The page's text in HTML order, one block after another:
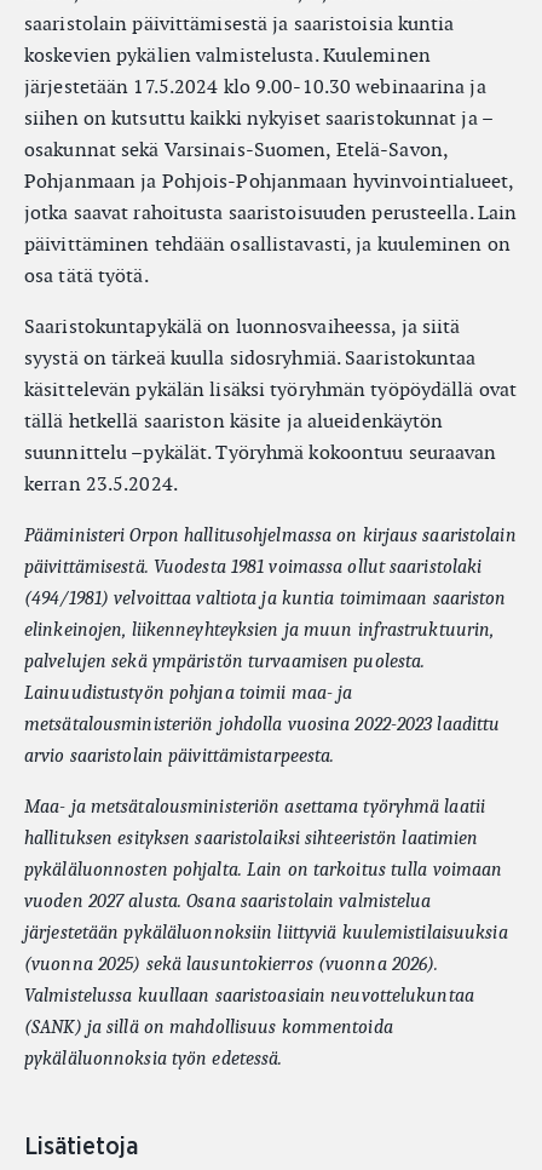
saaristolain päivittämisestä ja saaristoisia kuntia
koskevien pykälien valmistelusta. Kuuleminen
järjestetään 17.5.2024 klo 9.00-10.30 webinaarina ja
siihen on kutsuttu kaikki nykyiset saaristokunnat ja –
osakunnat sekä Varsinais-Suomen, Etelä-Savon,
Pohjanmaan ja Pohjois-Pohjanmaan hyvinvointialueet,
jotka saavat rahoitusta saaristoisuuden perusteella. Lain
päivittäminen tehdään osallistavasti, ja kuuleminen on
osa tätä työtä.
Saaristokuntapykälä on luonnosvaiheessa, ja siitä
syystä on tärkeä kuulla sidosryhmiä. Saaristokuntaa
käsittelevän pykälän lisäksi työryhmän työpöydällä ovat
tällä hetkellä saariston käsite ja alueidenkäytön
suunnittelu –pykälät. Työryhmä kokoontuu seuraavan
kerran 23.5.2024.
Pääministeri Orpon hallitusohjelmassa on kirjaus saaristolain
päivittämisestä. Vuodesta 1981 voimassa ollut saaristolaki
(494/1981) velvoittaa valtiota ja kuntia toimimaan saariston
elinkeinojen, liikenneyhteyksien ja muun infrastruktuurin,
palvelujen sekä ympäristön turvaamisen puolesta.
Lainuudistustyön pohjana toimii maa- ja
metsätalousministeriön johdolla vuosina 2022-2023 laadittu
arvio saaristolain päivittämistarpeesta.
Maa- ja metsätalousministeriön asettama työryhmä laatii
hallituksen esityksen saaristolaiksi sihteeristön laatimien
pykäläluonnosten pohjalta. Lain on tarkoitus tulla voimaan
vuoden 2027 alusta. Osana saaristolain valmistelua
järjestetään pykäläluonnoksiin liittyviä kuulemistilaisuuksia
(vuonna 2025) sekä lausuntokierros (vuonna 2026).
Valmistelussa kuullaan saaristoasiain neuvottelukuntaa
(SANK) ja sillä on mahdollisuus kommentoida
pykäläluonnoksia työn edetessä.
Lisätietoja